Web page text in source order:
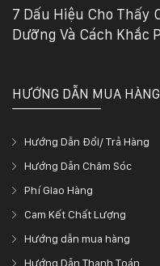
7 Dấu Hiệu Cho Thấy
Dưỡng Và Cách Khắc
HƯỚNG DẪN MUA HÀNG
Hướng Dẫn Đổi/ Trả Hàng
Hướng Dẫn Chăm Sóc
Phí Giao Hàng
Cam Kết Chất Lượng
Hướng dẫn mua hàng
Hướng Dẫn Thanh Toán